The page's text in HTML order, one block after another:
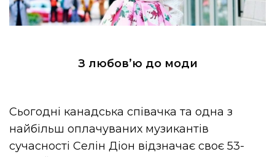
З любов’ю до моди
Сьогодні канадська співачка та одна з
найбільш оплачуваних музикантів
сучасності Селін Діон відзначає своє 53-